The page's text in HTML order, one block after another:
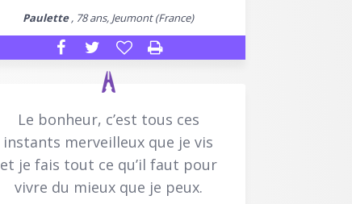
Paulette, 78 ans, Jeumont (France)
Le bonheur, c’est tous ces
instants merveilleux que je vis
et je fais tout ce qu’il faut pour
vivre du mieux que je peux.